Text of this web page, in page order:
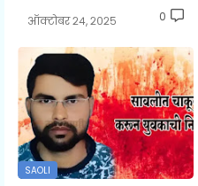
ऑक्टोबर २४, २०२५ 0
SAOLI